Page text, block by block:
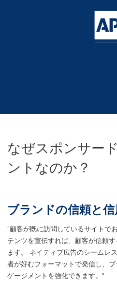
なぜスポンサー
ントなのか？
ブランドの信頼と信
"顧客が既に訪問しているサイトで
テンツを宣伝すれば、顧客が信頼
ます。 ネイティブ広告のシームレ
者が好むフォーマットで発信し、
ゲージメントを強化できます。"